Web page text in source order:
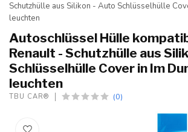
Schutzhülle aus Silikon - Auto Schlüsselhülle
leuchten
Autoschlüssel Hülle
Renault - Schutzhülle aus
Schlüsselhülle Cover in Im
leuchten
TBU CAR® (0)